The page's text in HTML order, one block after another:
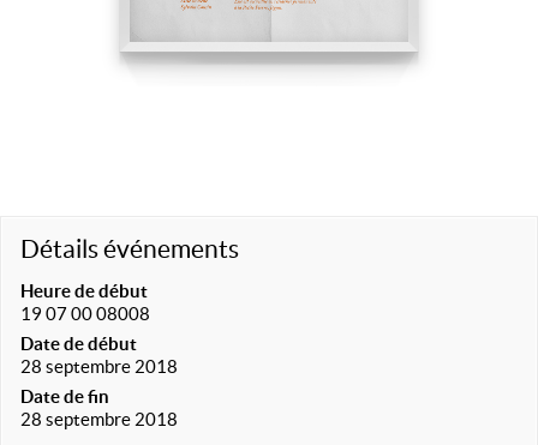
Détails événements
Heure de début
19 07 00 08008
Date de début
28 septembre 2018
Date de fin
28 septembre 2018